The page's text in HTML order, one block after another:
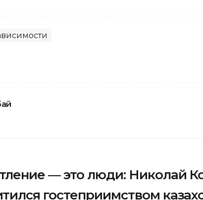
— это люди: Николай
гостеприимством